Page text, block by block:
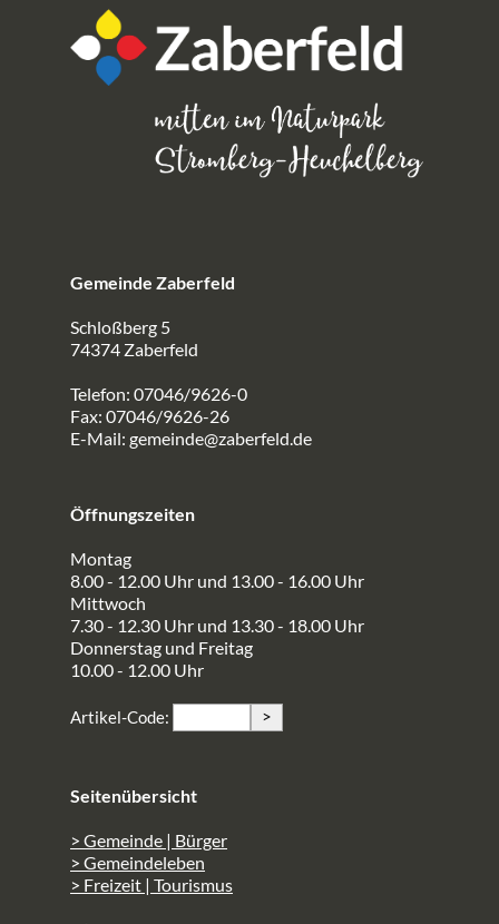
Gemeinde Zaberfeld
Schloßberg 5
74374 Zaberfeld
Telefon: 07046/9626-0
Fax: 07046/9626-26
E-Mail: gemeinde@zaberfeld.de
Öffnungszeiten
Montag
8.00 - 12.00 Uhr und 13.00 - 16.00 Uhr
Mittwoch
7.30 - 12.30 Uhr und 13.30 - 18.00 Uhr
Donnerstag und Freitag
10.00 - 12.00 Uhr
Artikel-Code: >
Seitenübersicht
> Gemeinde | Bürger
> Gemeindeleben
> Freizeit | Tourismus